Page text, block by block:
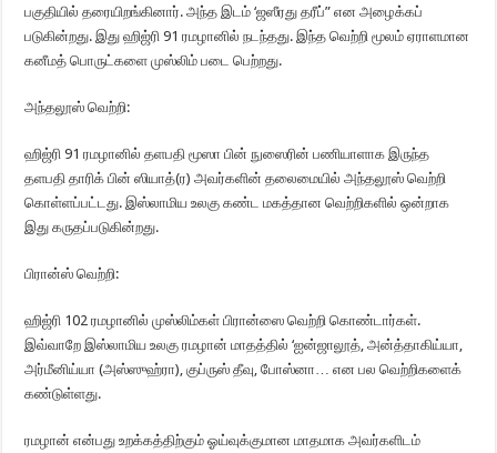
பகுதியில் தரையிறங்கினார். அந்த இடம் ‘ஜஸீரது தரீப்” என அழைக்கப்
படுகின்றது. இது ஹிஜ்ரி 91 ரமழானில் நடந்தது. இந்த வெற்றி மூலம் ஏராளமான
கனீமத் பொருட்களை முஸ்லிம் படை பெற்றது.
அந்தலூஸ் வெற்றி:
ஹிஜ்ரி 91 ரமழானில் தளபதி மூஸா பின் நுஸைரின் பணியாளாக இருந்த
தளபதி தாரிக் பின் ஸியாத்(ர) அவர்களின் தலைமையில் அந்தலூஸ் வெற்றி
கொள்ளப்பட்டது. இஸ்லாமிய உலகு கண்ட மகத்தான வெற்றிகளில் ஒன்றாக
இது கருதப்படுகின்றது.
பிரான்ஸ் வெற்றி:
ஹிஜ்ரி 102 ரமழானில் முஸ்லிம்கள் பிரான்ஸை வெற்றி கொண்டார்கள்.
இவ்வாறே இஸ்லாமிய உலகு ரமழான் மாதத்தில் ‘ஐன்ஜாலூத், அன்த்தாகிய்யா,
அர்மீனிய்யா (அஸ்ஸுஹ்ரா), குப்ருஸ் தீவு, போஸ்னா… என பல வெற்றிகளைக்
கண்டுள்ளது.
ரமழான் என்பது உறக்கத்திற்கும் ஓய்வுக்குமான மாதமாக அவர்களிடம்